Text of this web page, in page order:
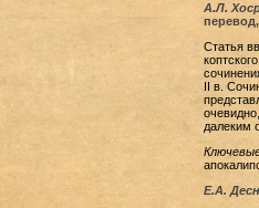
А.Л.
Статья
II в.
далеким
Е.А.